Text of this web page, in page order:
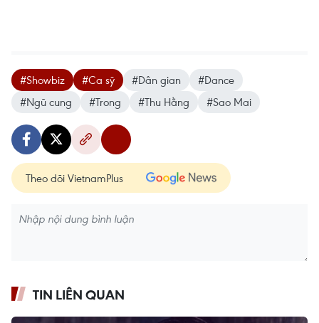
#Showbiz #Ca sỹ #Dân gian
#Dance
#Ngũ cung
#Trong #Thu Hằng #Sao Mai
Theo dõi VietnamPlus
TIN LIÊN QUAN